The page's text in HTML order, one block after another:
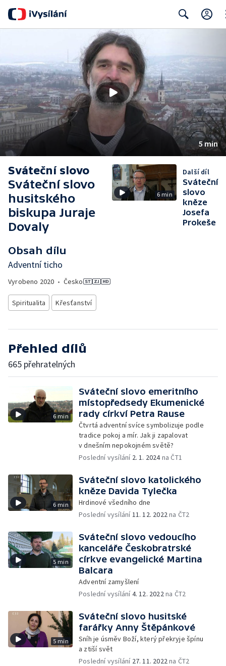
5 min
Sváteční slovo
Sváteční slovo
husitského
biskupa Juraje
Dovaly
Obsah dílu
Adventní ticho
Vyrobeno 2020 • Česko
Spiritualita Křesťanství
6 min
Další díl
Sváteční
slovo
kněze
Josefa
Prokeše
Přehled dílů
665 přehratelných
6 min
Sváteční slovo emeritního
místopředsedy Ekumenické
rady církví Petra Rause
Čtvrtá adventní svíce symbolizuje podle
tradice pokoj a mír. Jak ji zapalovat
v dnešním nepokojném světě?
Poslední vysílání 2. 1. 2024na ČT1
6 min
Sváteční slovo katolického
kněze Davida Tylečka
Hrdinové všedního dne
Poslední vysílání11. 12. 2022na ČT2
5 min
Sváteční slovo vedoucího
kanceláře Českobratrské
církve evangelické Martina
Balcara
Adventní zamyšlení
Poslední vysílání4. 12. 2022na ČT2
5 min
Sváteční slovo husitské
farářky Anny Štěpánkové
Sníh je úsměv Boží, který překryje špínu
a ztiší svět
Poslední vysílání 27. 11. 2022na ČT2